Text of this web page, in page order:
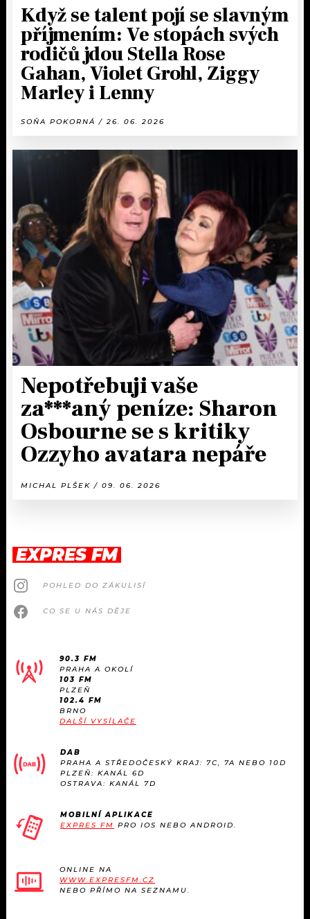
Když se talent pojí se slavným
příjmením: Ve stopách svých
rodičů jdou Stella Rose
Gahan, Violet Grohl, Ziggy
Marley i Lenny
SOŇA POKORNÁ / 26. 06. 2026
Nepotřebuji vaše
za***aný peníze: Sharon
Osbourne se s kritiky
Ozzyho avatara nepáře
MICHAL PLŠEK / 09. 06. 2026
EXPRES FM
POHLED DO ZÁKULISÍ
CO SE U NÁS DĚJE
90.3 FM
PRAHA A OKOLÍ
103 FM
PLZEŇ
102.4 FM
BRNO
DALŠÍ VYSÍLAČE
DAB
PRAHA A STŘEDOČESKÝ KRAJ: 7C, 7A NEBO 10D
PLZEŇ: KANÁL 6D
OSTRAVA: KANÁL 7D
MOBILNÍ APLIKACE
EXPRES FM PRO IOS NEBO ANDROID.
ONLINE NA
WWW.EXPRESFM.CZ
NEBO PŘÍMO NA SEZNAMU.